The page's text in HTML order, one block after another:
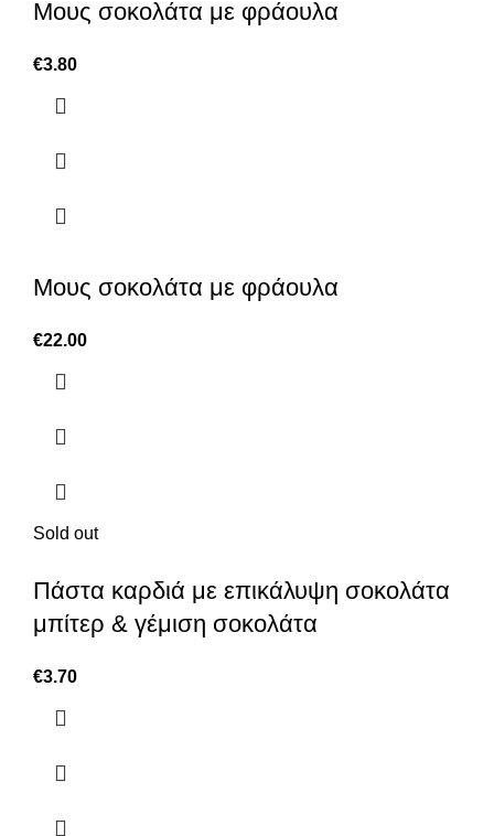
Μους σοκολάτα με φράουλα
€3.80
Μους σοκολάτα με φράουλα
€22.00
Sold out
Πάστα καρδιά με επικάλυψη σοκολάτα
μπίτερ & γέμιση σοκολάτα
€3.70